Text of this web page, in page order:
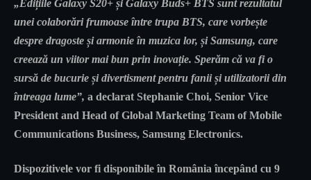
„Edițiile Galaxy S20+ și Galaxy Buds+ BTS sunt rezultatul
unei colaborări frumoase între trupa BTS, care vorbește
despre dragoste și armonie în muzica lor, și Samsung, care
creează un viitor mai bun prin inovație. Sperăm că va fi o
sursă de bucurie și divertisment pentru fanii și utilizatorii din
întreaga lume”, a declarat Stephanie Choi, Senior Vice
President and Head of Global Marketing Team of Mobile
Communications Business, Samsung Electronics.
Dispozitivele vor fi disponibile în România începând cu 9